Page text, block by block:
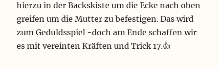
hierzu in der Backskiste um die Ecke nach oben
greifen um die Mutter zu befestigen. Das wird
zum Geduldsspiel -doch am Ende schaffen wir
es mit vereinten Kräften und Trick 17.👍